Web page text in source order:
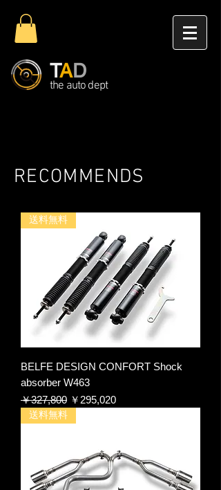
TAD
the auto dept
RECOMMENDS
送料無料
BELFE DESIGN CONFORT Shock
absorber W463
通常価格
￥327,800 セール価格
￥295,020
送料無料